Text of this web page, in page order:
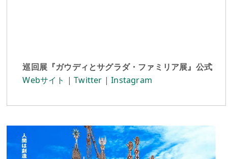
巡回展『ガウディとサグラダ・ファミリア展』公式
Webサイト |Twitter |Instagram